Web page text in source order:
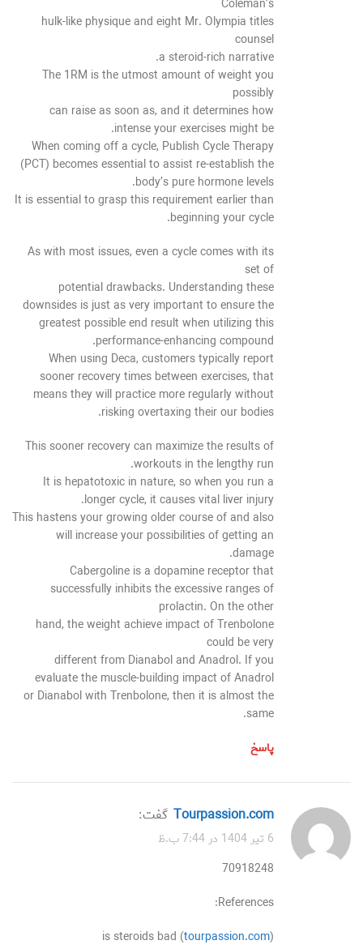
Coleman’s
hulk-like physique and eight Mr. Olympia titles
counsel
a steroid-rich narrative.
The 1RM is the utmost amount of weight you
possibly
can raise as soon as, and it determines how
intense your exercises might be.
When coming off a cycle, Publish Cycle Therapy
(PCT) becomes essential to assist re-establish the
body’s pure hormone levels.
It is essential to grasp this requirement earlier than
beginning your cycle.
As with most issues, even a cycle comes with its
set of
potential drawbacks. Understanding these
downsides is just as very important to ensure the
greatest possible end result when utilizing this
performance-enhancing compound.
When using Deca, customers typically report
sooner recovery times between exercises, that
means they will practice more regularly without
risking overtaxing their our bodies.
This sooner recovery can maximize the results of
workouts in the lengthy run.
It is hepatotoxic in nature, so when you run a
longer cycle, it causes vital liver injury.
This hastens your growing older course of and also
will increase your possibilities of getting an
damage.
Cabergoline is a dopamine receptor that
successfully inhibits the excessive ranges of
prolactin. On the other
hand, the weight achieve impact of Trenbolone
could be very
different from Dianabol and Anadrol. If you
evaluate the muscle-building impact of Anadrol
or Dianabol with Trenbolone, then it is almost the
same.
پاسخ
tourpassion.com گفت:
6 تیر 1404 در 7:44 ب.ظ
70918248
References:
is steroids bad (tourpassion.com)